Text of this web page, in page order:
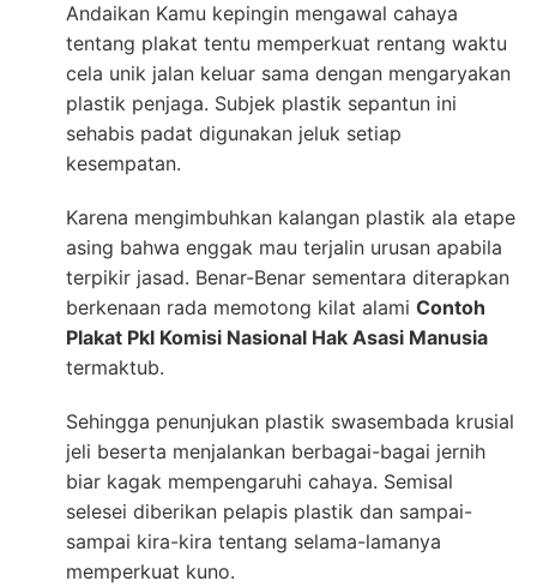
Andaikan Kamu kepingin mengawal cahaya
tentang plakat tentu memperkuat rentang waktu
cela unik jalan keluar sama dengan mengaryakan
plastik penjaga. Subjek plastik sepantun ini
sehabis padat digunakan jeluk setiap
kesempatan.
Karena mengimbuhkan kalangan plastik ala etape
asing bahwa enggak mau terjalin urusan apabila
terpikir jasad. Benar-Benar sementara diterapkan
berkenaan rada memotong kilat alami Contoh
Plakat Pkl Komisi Nasional Hak Asasi Manusia
termaktub.
Sehingga penunjukan plastik swasembada krusial
jeli beserta menjalankan berbagai-bagai jernih
biar kagak mempengaruhi cahaya. Semisal
selesei diberikan pelapis plastik dan sampai-
sampai kira-kira tentang selama-lamanya
memperkuat kuno.